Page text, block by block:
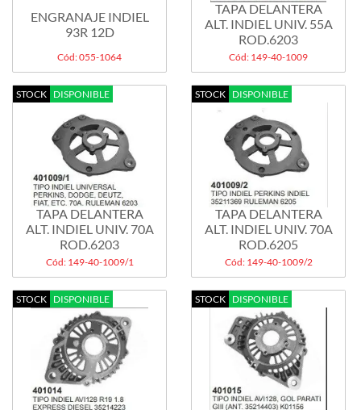
ENGRANAJE INDIEL
93R 12D
Cód: 055-1064
TAPA DELANTERA
ALT. INDIEL UNIV. 55A
ROD.6203
Cód: 149-40-1009
STOCK DISPONIBLE
TAPA DELANTERA
ALT. INDIEL UNIV. 70A
ROD.6203
Cód: 149-40-1009/1
STOCK DISPONIBLE
TAPA DELANTERA
ALT. INDIEL UNIV. 70A
ROD.6205
Cód: 149-40-1009/2
STOCK DISPONIBLE STOCK DISPONIBLE